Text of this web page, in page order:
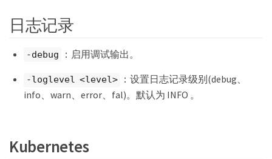
日志记录
-debug ：启用调试输出。
-loglevel <level>
：设置日志记录级别(debug、
info、warn、error、fal)。默认为 INFO 。
Kubernetes